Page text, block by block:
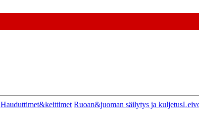
Hauduttimet&keittimet Ruoan&juoman säilytys ja kuljetus